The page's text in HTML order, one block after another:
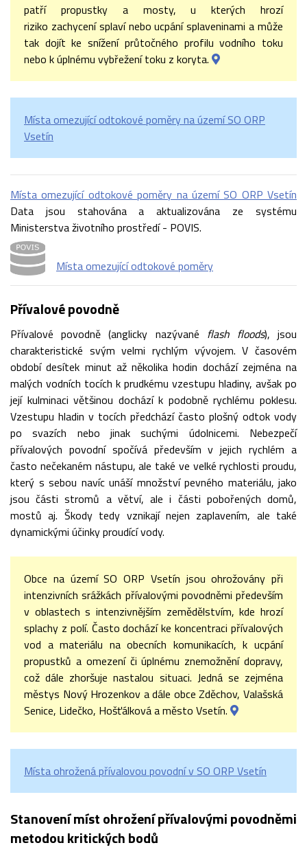
patří propustky a mosty, u kterých hrozí
riziko zachycení splaví nebo ucpání splaveninami a může
tak dojít ke snížení průtočného profilu vodního toku
nebo k úplnému vybřežení toku z koryta.
Místa omezující odtokové poměry na území SO ORP
Vsetín
Místa omezující odtokové poměry na území SO ORP Vsetín
Data jsou stahována a aktualizována ze systému
Ministerstva životního prostředí - POVIS.
Místa omezující odtokové poměry
Přívalové povodně
Přívalové povodně (anglicky nazývané flash floods), jsou
charakteristické svým velmi rychlým vývojem. V časovém
období desítek minut až několika hodin dochází zejména na
malých vodních tocích k prudkému vzestupu hladiny, avšak po
její kulminaci většinou dochází k podobně rychlému poklesu.
Vzestupu hladin v tocích předchází často plošný odtok vody
po svazích nebo jinak suchými údolnicemi. Nebezpečí
přívalových povodní spočívá především v jejich rychlém a
často nečekaném nástupu, ale také ve velké rychlosti proudu,
který s sebou navíc unáší množství pevného materiálu, jako
jsou části stromů a větví, ale i části pobořených domů,
mostů aj. Škody tedy vznikají nejen zaplavením, ale také
dynamickými účinky proudící vody.
Obce na území SO ORP Vsetín jsou ohrožovány při
intenzivních srážkách přívalovými povodněmi především
v oblastech s intenzivnějším zemědělstvím, kde hrozí
splachy z polí. Často dochází ke koncentraci přívalových
vod a materiálu na obecních komunikacích, k ucpání
propustků a omezení či úplnému znemožnění dopravy,
což dále zhoršuje nastalou situaci. Jedná se zejména
městys Nový Hrozenkov a dále obce Zděchov, Valašská
Senice, Lidečko, Hošťálková a město Vsetín.
Místa ohrožená přívalovou povodní v SO ORP Vsetín
Stanovení míst ohrožení přívalovými povodněmi
metodou kritických bodů